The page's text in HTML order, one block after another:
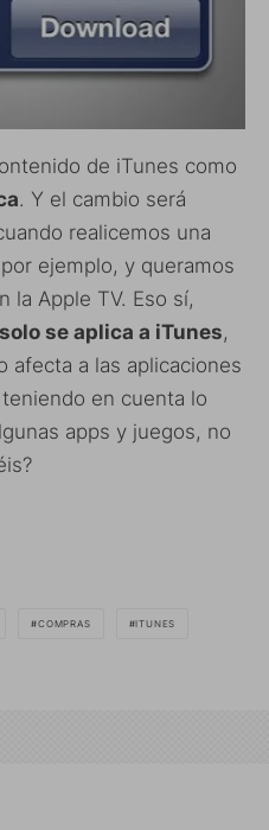
de iTunes como
. Y el cambio será
realicemos una
ejemplo, y queramos
la Apple TV. Eso sí,
solo se aplica a iTunes,
afecta a las aplicaciones
en cuenta lo
apps y juegos, no
COMPRAS ITUNES